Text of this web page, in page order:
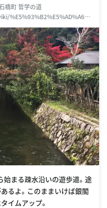
橋町 哲学の道
まる疎水沿いの遊歩道。途
るよ。このままいけば銀閣
イムアップ。